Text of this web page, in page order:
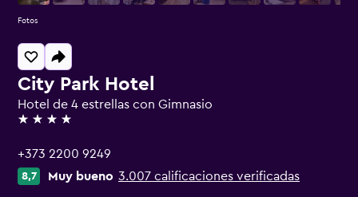
City Park Hotel
Hotel de 4 estrellas con Gimnasio
4 estrellas
+373 2200 9249
8,7 Muy bueno 3.007 calificaciones verificadas
Fotos